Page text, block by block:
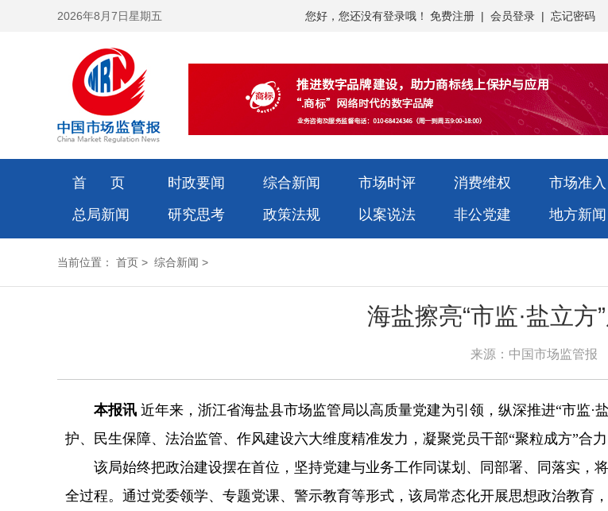
2026年8月7日星期五 您好，您还没有登录哦！ 免费注册 | 会员登录 | 忘记密码
首 页 时政要闻 综合新闻 市场时评 消费维权 市场准入
总局新闻
研究思考 政策法规 以案说法 非公党建 地方新闻
当前位置： 首页 > 综合新闻 >
海盐擦亮“市监·盐立方
来源：中国市场监管报
本报讯 近年来，浙江省海盐县市场监管局以高质量党建为引领，纵深推进“市监
护、民生保障、法治监管、作风建设六大维度精准发力，凝聚党员干部“聚粒成方”合
该局始终把政治建设摆在首位，坚持党建与业务工作同谋划、同部署、同落实，
全过程。通过党委领学、专题党课、警示教育等形式，该局常态化开展思想政治教育